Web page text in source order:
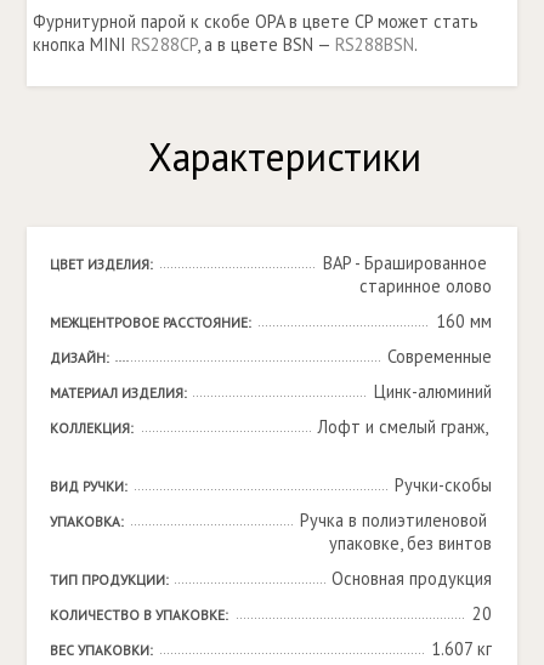
Фурнитурной парой к скобе OPA в цвете СP может стать
кнопка MINI RS288CP, а в цвете BSN — RS288BSN.
Характеристики
ЦВЕТ ИЗДЕЛИЯ:
BAP - Брашированное
старинное олово
МЕЖЦЕНТРОВОЕ РАССТОЯНИЕ: 160 мм
ДИЗАЙН: Современные
МАТЕРИАЛ ИЗДЕЛИЯ: Цинк-алюминий
КОЛЛЕКЦИЯ: Лофт и смелый гранж,
ВИД РУЧКИ: Ручки-скобы
УПАКОВКА:
Ручка в полиэтиленовой
упаковке, без винтов
ТИП ПРОДУКЦИИ: Основная продукция
КОЛИЧЕСТВО В УПАКОВКЕ: 20
ВЕС УПАКОВКИ: 1.607 кг